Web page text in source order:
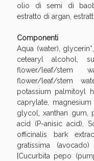
olio di semi di
estratto di argan,
Componenti
Aqua (water),
cetearyl alcohol,
flower/leaf/stem
flower/leaf/stem
potassium palmitoyl
caprylate,
glycol, xanthan gum,
acid (P-anisic acid),
officinalis bark
gratissima
[Cucurbita pepo
Vie Urinarie e